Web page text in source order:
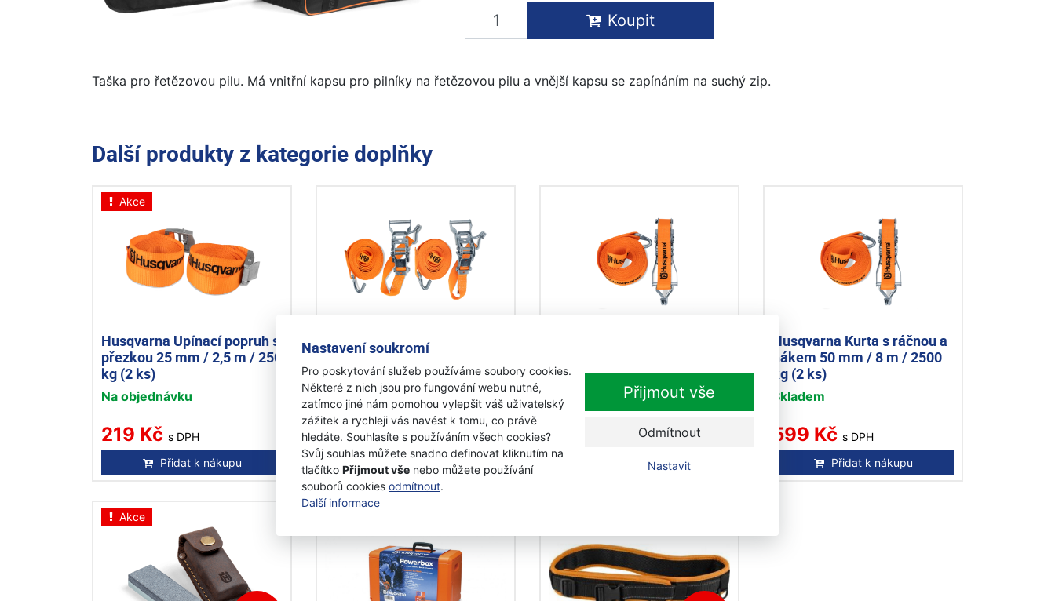
Nastavení soukromí
Pro poskytování služeb používáme soubory cookies.
Některé z nich jsou pro fungování webu nutné,
zatímco jiné nám pomohou vylepšit váš uživatelský
zážitek a rychleji vás navést k tomu, co právě
hledáte. Souhlasíte s používáním všech cookies?
Svůj souhlas můžete snadno definovat kliknutím na
tlačítko Přijmout vše nebo můžete používání
souborů cookies odmítnout.
Další informace
Přijmout vše
Odmítnout
Nastavit
Koupit
Taška pro řetězovou pilu. Má vnitřní kapsu pro pilníky na řetězovou pilu a vnější kapsu se zapínáním na suchý zip.
Další produkty z kategorie doplňky
Akce
Husqvarna Upínací popruh s
přezkou 25 mm / 2,5 m / 250
kg (2 ks)
Na objednávku
219 Kč s DPH
Přidat k nákupu
Husqvarna Kurta s ráčnou a
hákem 25 mm / 4,5 m / 750
kg (2 ks)
Skladem
219 Kč s DPH
Přidat k nákupu
kg (2 ks)
Na objednávku
479 Kč
s DPH
Přidat k nákupu
Husqvarna Kurta s ráčnou a
hákem 50 mm / 8 m / 2500
kg (2 ks)
Skladem
599 Kč s DPH
Přidat k nákupu
Akce